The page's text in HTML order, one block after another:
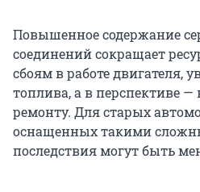
Повышенное содержание
соединений сокращает
сбоям в работе двигателя,
топлива, а в перспективе —
ремонту. Для старых
оснащенных такими
последствия могут быть